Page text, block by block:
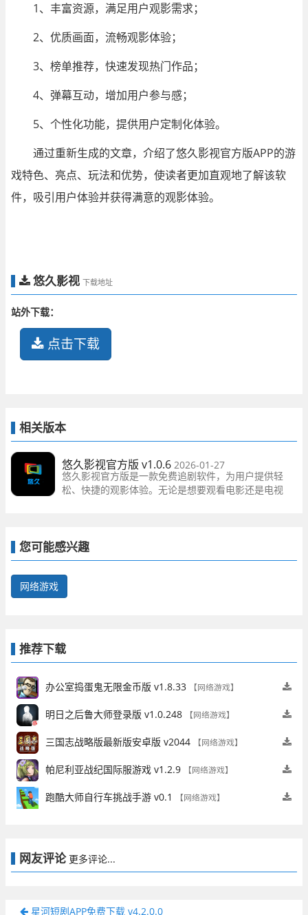
1、丰富资源，满足用户观影需求；
2、优质画面，流畅观影体验；
3、榜单推荐，快速发现热门作品；
4、弹幕互动，增加用户参与感；
5、个性化功能，提供用户定制化体验。
通过重新生成的文章，介绍了悠久影视官方版APP的游
戏特色、亮点、玩法和优势，使读者更加直观地了解该软
件，吸引用户体验并获得满意的观影体验。
悠久影视 下载地址
站外下载：
点击下载
相关版本
悠久影视官方版 v1.0.6 2026-01-27
悠久影视官方版是一款免费追剧软件，为用户提供轻
松、快捷的观影体验。无论是想要观看电影还是电视
您可能感兴趣
网络游戏
推荐下载
办公室捣蛋鬼无限金币版 v1.8.33 【网络游戏】
明日之后鲁大师登录版 v1.0.248 【网络游戏】
三国志战略版最新版安卓版 v2044 【网络游戏】
帕尼利亚战纪国际服游戏 v1.2.9 【网络游戏】
跑酷大师自行车挑战手游 v0.1 【网络游戏】
网友评论 更多评论...
星河短剧APP免费下载 v4.2.0.0